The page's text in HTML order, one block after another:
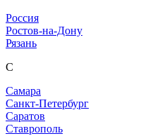
Россия
Ростов-на-Дону
Рязань
С
Самара
Санкт-Петербург
Саратов
Ставрополь